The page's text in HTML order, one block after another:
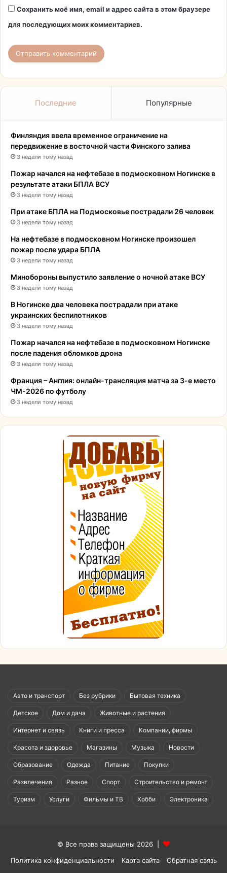
Сохранить моё имя, email и адрес сайта в этом браузере
для последующих моих комментариев.
Последние Популярные
Финляндия ввела временное ограничение на
передвижение в восточной части Финского залива
3 недели тому назад
Пожар начался на нефтебазе в подмосковном Ногинске в
результате атаки БПЛА ВСУ
3 недели тому назад
При атаке БПЛА на Подмосковье пострадали 26 человек
3 недели тому назад
На нефтебазе в подмосковном Ногинске произошел
пожар после удара БПЛА
3 недели тому назад
Минобороны выпустило заявление о ночной атаке ВСУ
3 недели тому назад
В Ногинске два человека пострадали при атаке
украинских беспилотников
3 недели тому назад
Пожар начался на нефтебазе в подмосковном Ногинске
после падения обломков дрона
3 недели тому назад
Франция – Англия: онлайн-трансляция матча за 3-е место
ЧМ-2026 по футболу
3 недели тому назад
Авто и транспорт Без рубрики Бытовая техника
Детское Дом и дача Животные и растения
Интернет и связь Книги и пресса Компании, фирмы
Красота и здоровье Магазины Музыка Новости
Образование Одежда Питание Покупки
Развлечения Разное Спорт Строительство и ремонт
Туризм Услуги Фильмы и ТВ Хобби Электроника
© Все права защищены 2026 |
Политика конфиденциальности
Карта сайта
Обратная связь